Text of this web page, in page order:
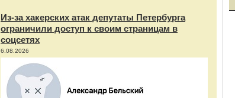
Из‑за хакерских атак депутаты Петербурга
ограничили доступ к своим страницам в
соцсетях
6.08.2026